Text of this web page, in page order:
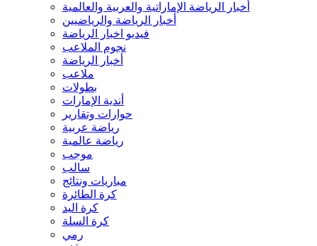
أخبار الرياضة الإماراتية والعربية والعالمية
أخبار الرياضة والرياضيين
فيديو اخبار الرياضة
نجوم الملاعب
أخبار الرياضة
ملاعب
بطولات
أندية الإمارات
حوارات وتقارير
رياضة عربية
رياضة عالمية
موجب
سالب
مباريات ونتائج
كرة الطائرة
كرة اليد
كرة السلة
رمي